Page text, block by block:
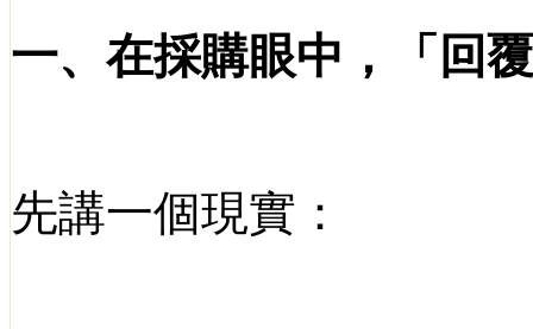
一、在採購眼中，「回
先講一個現實：